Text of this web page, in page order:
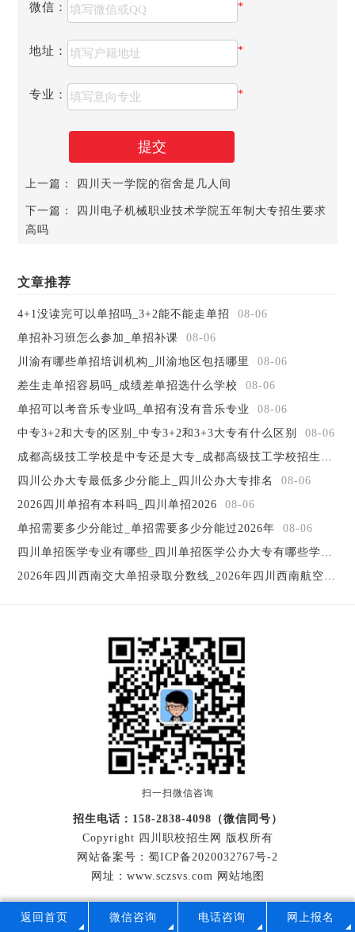
宜宾职业技术学院五年制大专报名条件
凡2026年参加了各市、州组织的中考，且成绩达到了所
一志愿填报我院五年制高职，学院按四川教育考试院规定的
宜宾职业技术学院五年制大专报名方式：直接到校报名
宜宾职业技术学院五年制大专注意事项
生，前三年在屏山分院就读，通过考试合格后，转回校本部
继续完成学业。
宜宾职业技术学院五年制大专学校根据宜宾区域经济的特
校企合作。
设有五粮液技术学院、现代制造工程系、电子信息与控制
系、人文社会科学系等7个系(院)，41个招生专业(方向)，在
校学生规模1.2万余人。
大家在看完宜宾职业技术学院五年制大专学校的报名条件
以后，可以对比一下自身的情况哦，小编相信许多同学都是
是靠自己争取来的。更多关于宜宾职业技术学院五年制大专
学校的信息，请登录宜宾职业技术学院五年制大专学校官网
了解详细信息，或者持续关注招生报考网，我们会继续发布
信息。
微信： *
地址： *
专业： *
提交
上一篇： 四川天一学院的宿舍是几人间
下一篇：
四川电子机械职业技术学院五年制大专招生要求
高吗
文章推荐
4+1没读完可以单招吗_3+2能不能走单招
08-06
单招补习班怎么参加_单招补课
08-06
川渝有哪些单招培训机构_川渝地区包括哪里
08-06
差生走单招容易吗_成绩差单招选什么学校
08-06
单招可以考音乐专业吗_单招有没有音乐专业
08-06
中专3+2和大专的区别_中专3+2和3+3大专有什么区别
08-06
成都高级技工学校是中专还是大专_成都高级技工学校招生简章
四川公办大专最低多少分能上_四川公办大专排名
08-06
2026四川单招有本科吗_四川单招2026
08-06
单招需要多少分能过_单招需要多少分能过2026年
08-06
四川单招医学专业有哪些_四川单招医学公办大专有哪些学校
2026年四川西南交大单招录取分数线_2026年四川西南航空职业学院寒假放假
扫一扫微信咨询
招生电话：158-2838-4098（微信同号）
Copyright 四川职校招生网 版权所有
网站备案号： 蜀ICP备2020032767号-2
网址：www.sczsvs.com 网站地图
返回首页 微信咨询 电话咨询 网上报名